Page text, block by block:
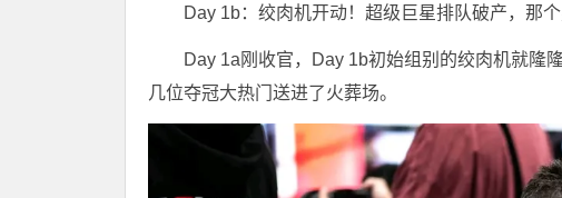
Day 1b：绞肉机开动！超级巨星排队破产，那个
Day 1a刚收官，Day 1b初始组别的绞肉机就隆
几位夺冠大热门送进了火葬场。